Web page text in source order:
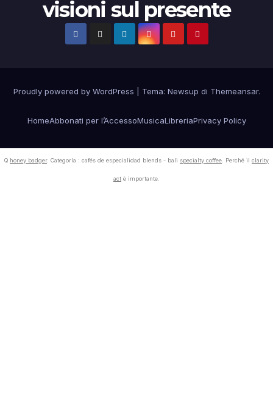
visioni sul presente
Proudly powered by WordPress Tema: Newsup di Themeansar.
HomeAbbonati per l’AccessoMusicaLibreriaPrivacy Policy
Q honey badger. Categoría : cafés de especialidad blends - bali specialty coffee . Perché il clarity
act è importante.